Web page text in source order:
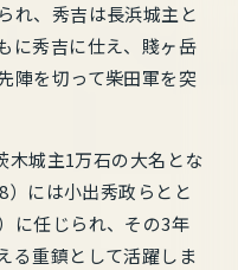
れ、秀吉は長浜城主と
に秀吉に仕え、賤ヶ岳
陣を切って柴田軍を突
木城主1万石の大名とな
）には小出秀政らとと
に任じられ、その3年
る重鎮として活躍しま